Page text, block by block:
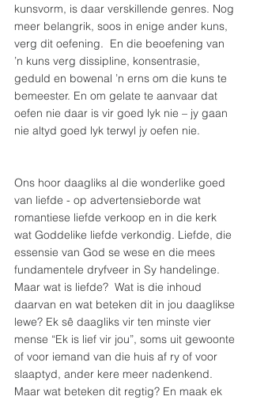
kunsvorm, is daar verskillende genres. Nog
meer belangrik, soos in enige ander kuns,
verg dit oefening.  En die beoefening van
’n kuns verg dissipline, konsentrasie,
geduld en bowenal ’n erns om die kuns te
bemeester. En om gelate te aanvaar dat
oefen nie daar is vir goed lyk nie – jy gaan
nie altyd goed lyk terwyl jy oefen nie.
Ons hoor daagliks al die wonderlike goed
van liefde - op advertensieborde wat
romantiese liefde verkoop en in die kerk
wat Goddelike liefde verkondig. Liefde, die
essensie van God se wese en die mees
fundamentele dryfveer in Sy handelinge.
Maar wat is liefde?  Wat is die inhoud
daarvan en wat beteken dit in jou daaglikse
lewe? Ek sê daagliks vir ten minste vier
mense “Ek is lief vir jou”, soms uit gewoonte
of voor iemand van die huis af ry of voor
slaaptyd, ander kere meer nadenkend.
Maar wat beteken dit regtig? En maak ek